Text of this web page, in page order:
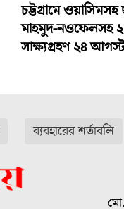
চট্টগ্রামে
মাহমুদ-নওফেলসহ
সাক্ষ্যগ্রহণ ২৪ আগস্ট
ব্যবহারের শর্তাবলি